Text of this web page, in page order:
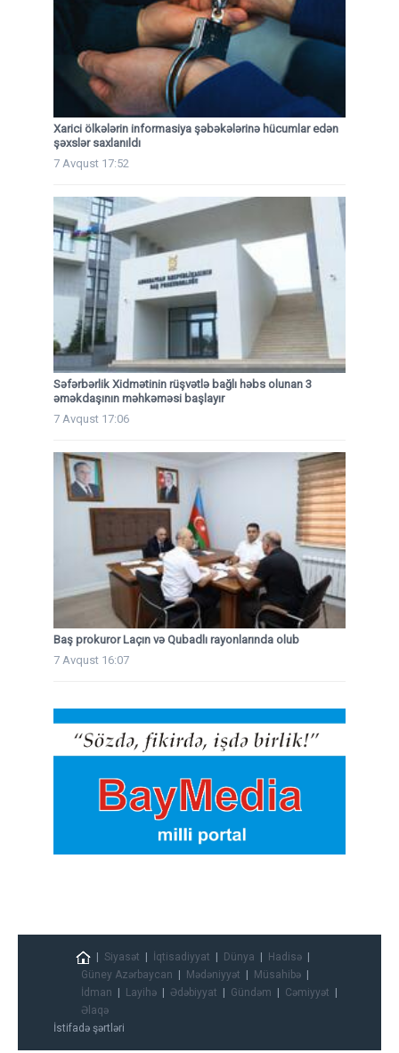
Xarici ölkələrin informasiya şəbəkələrinə hücumlar edən
şəxslər saxlanıldı
7 Avqust 17:52
Səfərbərlik Xidmətinin rüşvətlə bağlı həbs olunan 3
əməkdaşının məhkəməsi başlayır
7 Avqust 17:06
Baş prokuror Laçın və Qubadlı rayonlarında olub
7 Avqust 16:07
Siyasət İqtisadiyyat Dünya
Hadisə
Güney Azərbaycan
Mədəniyyət
Müsahibə
İdman
Layihə Ədəbiyyat Gündəm
Cəmiyyət
Əlaqə
İstifadə şərtləri